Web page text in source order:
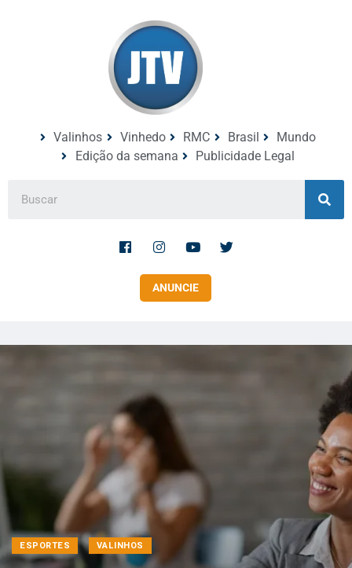
Valinhos Vinhedo RMC Brasil
Mundo
Edição da semana
Publicidade Legal
ANUNCIE
ESPORTES VALINHOS